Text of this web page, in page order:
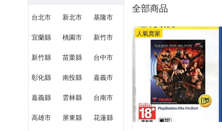
台北市 新北市 基隆市
宜蘭縣 桃園市 新竹市
新竹縣 苗栗縣 台中市
彰化縣 南投縣 嘉義市
嘉義縣 雲林縣 台南市
高雄市 屏東縣 花蓮縣
全部商品
人氣賣家